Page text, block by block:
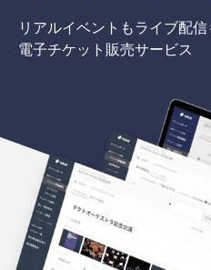
リアルイベントもライブ配
電子チケット販売サービス